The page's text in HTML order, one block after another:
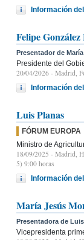
Información
Felipe
Presentador de
Presidente del
20/04/2026 - Madrid,
Información
Luis Planas
FÓRUM EUROPA
Ministro de
18/09/2025 - Madrid,
5) 9:00 horas
Información
María Jesús
Presentadora de
Vicepresidenta